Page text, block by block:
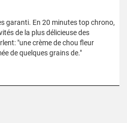
garanti. En 20 minutes top chrono,
de la plus délicieuse des
"une crème de chou fleur
de quelques grains de."